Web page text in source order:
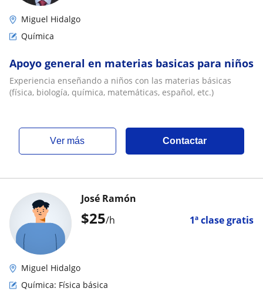
Miguel Hidalgo
Química
Apoyo general en materias basicas para niños
Experiencia enseñando a niños con las materias básicas
(física, biología, química, matemáticas, español, etc.)
ver más Contactar
$25/h 1ª clase gratis
José Ramón
Miguel Hidalgo
Química: Física básica